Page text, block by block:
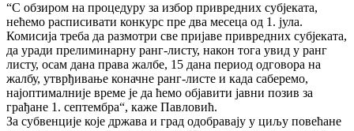
“С обзиром на процедуру за избор привредних субјеката,
нећемо расписивати конкурс пре два месеца од 1. јула.
Комисија треба да размотри све пријаве привредних субјеката,
да уради прелиминарну ранг-листу, након тога увид у ранг
листу, осам дана права жалбе, 15 дана период одговора на
жалбу, утврђивање коначне ранг-листе и када саберемо,
најоптималније време је да ћемо објавити јавни позив за
грађане 1. септембра“, каже Павловић.
За субвенције које држава и град одобравају у циљу повећане